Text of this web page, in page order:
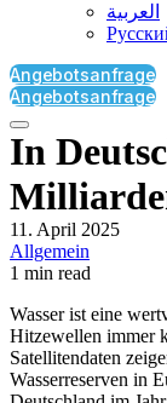
العربية‏
Angebotsanfrage
Angebotsanfrage
In
11. April 2025
Allgemein
1 min read
Wasser ist eine
Hitzewellen immer
Satellitendaten
Wasserreserven in